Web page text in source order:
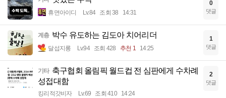
휴면아이디 Lv.84 조회 38 14:31
0
댓글
계층 박수 유도하는 김도아 치어리더
달섭지롱 Lv.94 조회 428 추천 1 14:25
1
댓글
기타 축구협회 올림픽 월드컵 전 심판에게 수차례
성접대함
킹리적갓비자 Lv.69 조회 410 14:24
2
댓글